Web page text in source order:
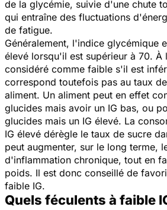
de la glycémie, suivie d'une chute
qui entraîne des fluctuations
de fatigue.
Généralement, l'indice glycémique
élevé lorsqu'il est supérieur à 70. À
considéré comme faible s'il est
correspond toutefois pas au taux
aliment. Un aliment peut en effet
glucides mais avoir un IG bas, ou
glucides mais un IG élevé. La
IG élevé dérègle le taux de sucre
peut augmenter, sur le long terme,
d'inflammation chronique, tout en
poids. Il est donc conseillé de
faible IG.
Quels féculents à faible